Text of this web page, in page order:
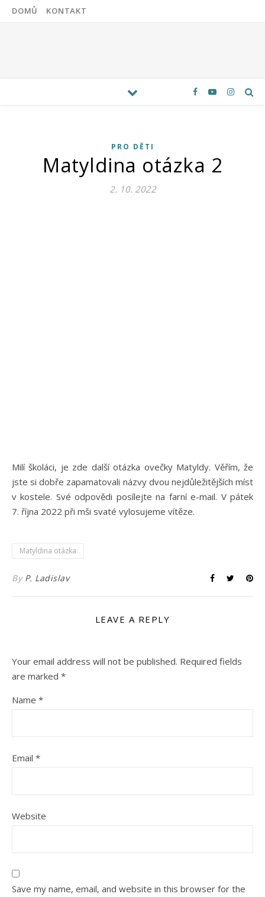
DOMŮ KONTAKT
PRO DĚTI
Matyldina otázka 2
2. 10. 2022
Milí školáci, je zde další otázka ovečky Matyldy. Věřím, že
jste si dobře zapamatovali názvy dvou nejdůležitějších míst
v kostele. Své odpovědi posílejte na farní e-mail. V pátek
7. října 2022 při mši svaté vylosujeme vítěze.
Matyldina otázka
By P. Ladislav
LEAVE A REPLY
Your email address will not be published. Required fields
are marked *
Name *
Email *
Website
Save my name, email, and website in this browser for the